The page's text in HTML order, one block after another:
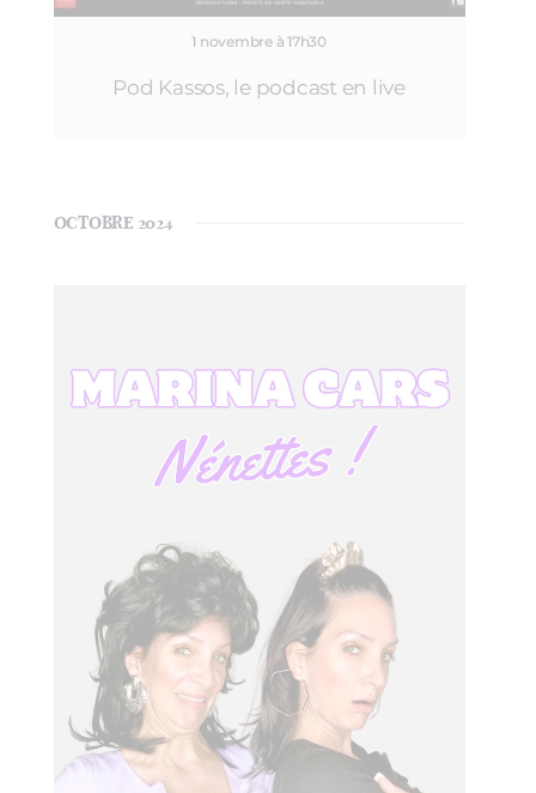
1 novembre à 17h30
Pod Kassos, le podcast en live
OCTOBRE 2024